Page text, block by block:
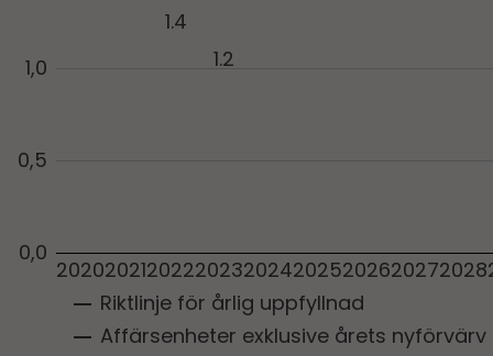
1,0
0,5
0,0
1.4
1.2
202020212022202320242025202620272028
Riktlinje för årlig uppfyllnad
Affärsenheter exklusive årets nyförvärv